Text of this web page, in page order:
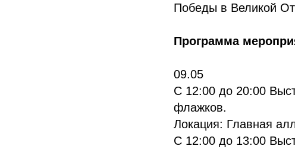
Победы в Великой
Программа
09.05
С 12:00 до 20:00
флажков.
Локация: Главная
С 12:00 до 13:00